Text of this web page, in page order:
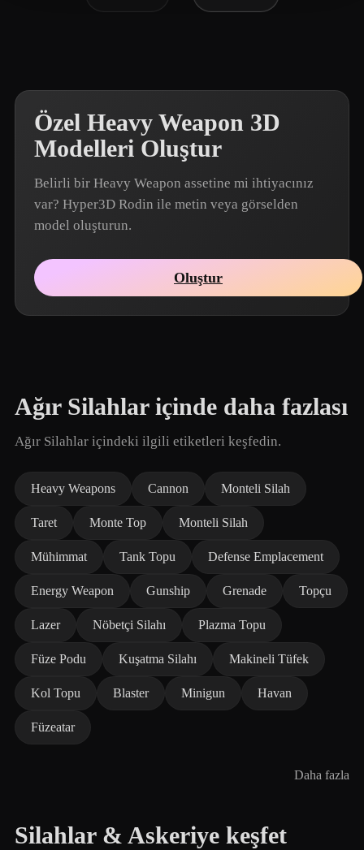
Özel Heavy Weapon 3D
Modelleri Oluştur
Belirli bir Heavy Weapon assetine mi ihtiyacınız
var? Hyper3D Rodin ile metin veya görselden
model oluşturun.
Oluştur
Ağır Silahlar içinde daha fazlası
Ağır Silahlar içindeki ilgili etiketleri keşfedin.
Heavy Weapons Cannon Monteli Silah
Taret Monte Top Monteli Silah
Mühimmat Tank Topu Defense Emplacement
Energy Weapon Gunship Grenade Topçu
Lazer Nöbetçi Silahı Plazma Topu
Füze Podu Kuşatma Silahı Makineli Tüfek
Kol Topu Blaster Minigun Havan
Füzeatar
Daha fazla
Silahlar & Askeriye keşfet